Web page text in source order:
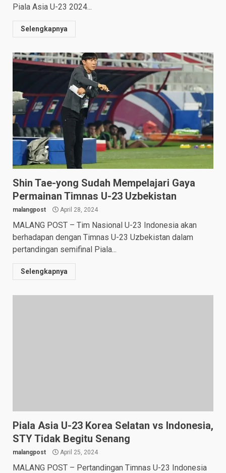
Piala Asia U-23 2024...
Selengkapnya
Shin Tae-yong Sudah Mempelajari Gaya
Permainan Timnas U-23 Uzbekistan
malangpost April 28, 2024
MALANG POST – Tim Nasional U-23 Indonesia akan
berhadapan dengan Timnas U-23 Uzbekistan dalam
pertandingan semifinal Piala...
Selengkapnya
Piala Asia U-23 Korea Selatan vs Indonesia,
STY Tidak Begitu Senang
malangpost April 25, 2024
MALANG POST – Pertandingan Timnas U-23 Indonesia